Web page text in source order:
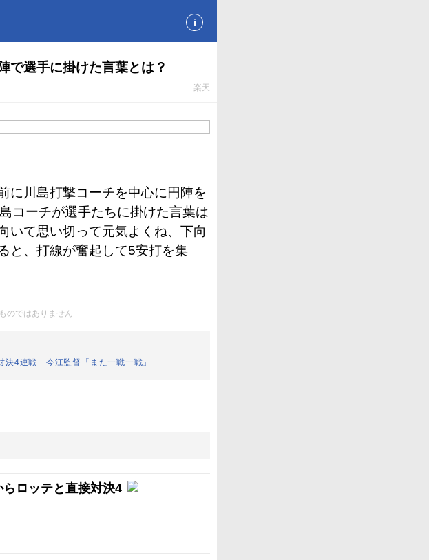
i
で選手に掛けた言葉とは？
楽天
に川島打撃コーチを中心に円陣を
コーチが選手たちに掛けた言葉は
いて思い切って元気よくね、下向
と、打線が奮起して5安打を集
のではありません
4連戦 今江監督「また一戦一戦」
ロッテと直接対決4